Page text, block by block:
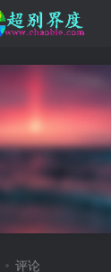
评论